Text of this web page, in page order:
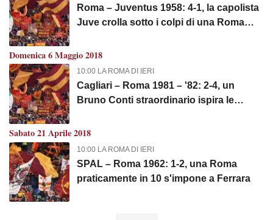
Roma – Juventus 1958: 4-1, la capolista
Juve crolla sotto i colpi di una Roma
Domenica 6 Maggio 2018
10:00 LA ROMA DI IERI
Cagliari – Roma 1981 – '82: 2-4, un
Bruno Conti straordinario ispira le
nella Roma per Ubaldo Righetti
Sabato 21 Aprile 2018
10:00 LA ROMA DI IERI
SPAL – Roma 1962: 1-2, una Roma
praticamente in 10 s'impone a Ferrara